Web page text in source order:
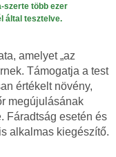
szerte több ezer
által tesztelve.
amelyet „az
Támogatja a test
értékelt növény,
megújulásának
Fáradtság esetén és
alkalmas kiegészítő.